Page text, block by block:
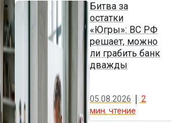
Битва за
остатки
«Югры»: ВС РФ
решает, можно
ли грабить банк
дважды
05.08.2026
2
мин. чтение